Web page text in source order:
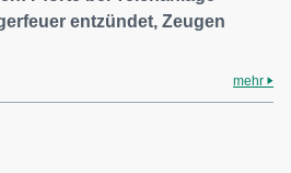
entzündet, Zeugen
mehr